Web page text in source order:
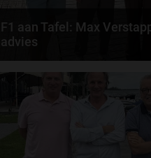
F1 aan Tafel: Max
advies
Max Verstappen adviseert Red
Russell weg bij Mercedes? En